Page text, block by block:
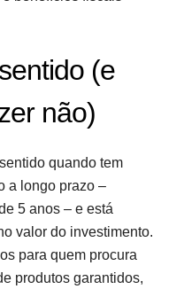
(e
não)
quando tem
a longo prazo –
5 anos – e está
valor do investimento.
para quem procura
produtos garantidos,